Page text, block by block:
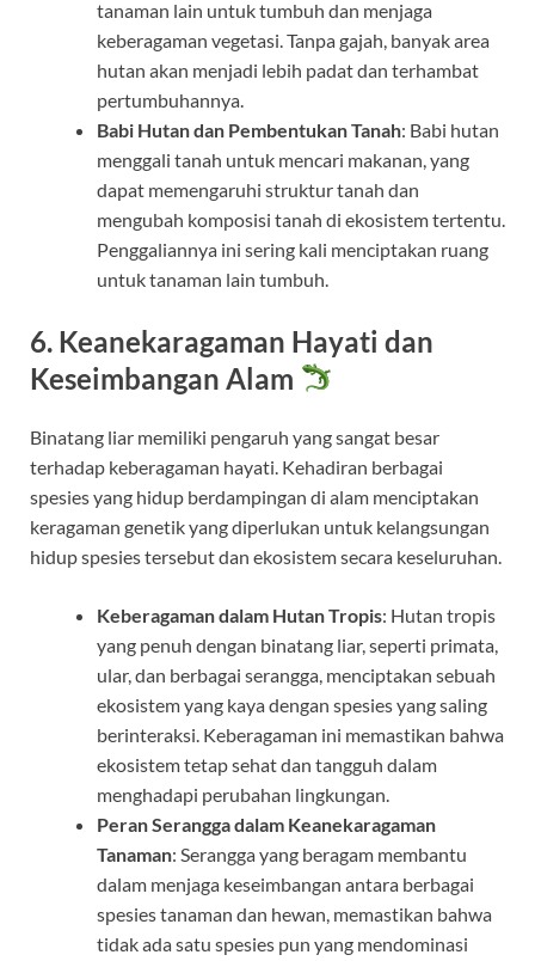
tanaman lain untuk tumbuh dan menjaga
keberagaman vegetasi. Tanpa gajah, banyak area
hutan akan menjadi lebih padat dan terhambat
pertumbuhannya.
Babi Hutan dan Pembentukan Tanah: Babi hutan
menggali tanah untuk mencari makanan, yang
dapat memengaruhi struktur tanah dan
mengubah komposisi tanah di ekosistem tertentu.
Penggaliannya ini sering kali menciptakan ruang
untuk tanaman lain tumbuh.
6. Keanekaragaman Hayati dan
Keseimbangan Alam
Binatang liar memiliki pengaruh yang sangat besar
terhadap keberagaman hayati. Kehadiran berbagai
spesies yang hidup berdampingan di alam menciptakan
keragaman genetik yang diperlukan untuk kelangsungan
hidup spesies tersebut dan ekosistem secara keseluruhan.
Keberagaman dalam Hutan Tropis: Hutan tropis
yang penuh dengan binatang liar, seperti primata,
ular, dan berbagai serangga, menciptakan sebuah
ekosistem yang kaya dengan spesies yang saling
berinteraksi. Keberagaman ini memastikan bahwa
ekosistem tetap sehat dan tangguh dalam
menghadapi perubahan lingkungan.
Peran Serangga dalam Keanekaragaman
Tanaman: Serangga yang beragam membantu
dalam menjaga keseimbangan antara berbagai
spesies tanaman dan hewan, memastikan bahwa
tidak ada satu spesies pun yang mendominasi